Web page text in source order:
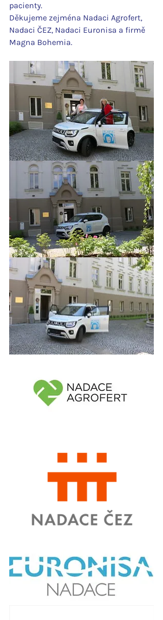
pacienty.
Děkujeme zejména Nadaci Agrofert,
Nadaci ČEZ, Nadaci Euronisa a firmě
Magna Bohemia.